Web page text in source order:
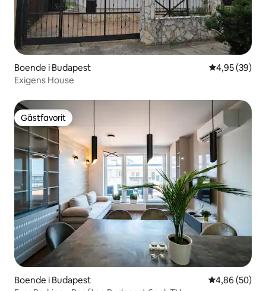
Boende i Budapest 4,95 av 5 i
4,95 (39)
Exigens House
Gästfavorit
Gästfavorit
Boende i Budapest 4,86 av 5 i
4,86 (50)